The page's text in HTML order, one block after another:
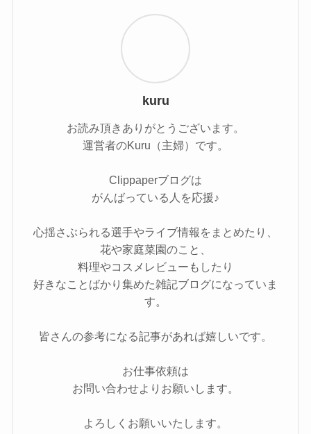
kuru
お読み頂きありがとうございます。
運営者のKuru（主婦）です。
Clippaperブログは
がんばっている人を応援♪
心揺さぶられる選手やライブ情報をまとめたり、
花や家庭菜園のこと、
料理やコスメレビューもしたり
好きなことばかり集めた雑記ブログになっていま
す。
皆さんの参考になる記事があれば嬉しいです。
お仕事依頼は
お問い合わせよりお願いします。
よろしくお願いいたします。